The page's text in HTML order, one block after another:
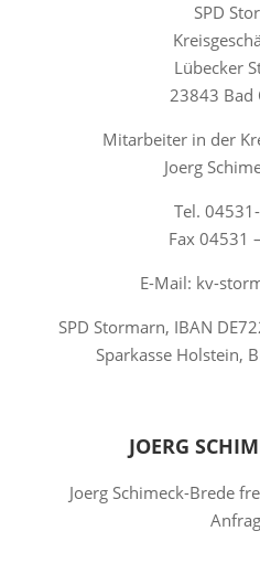
SPD
Lübecker
23843 Bad
Mitarbeiter in der
Joerg
Tel.
Fax 04531
E-Mail: kv-
SPD Stormarn, IBAN
Sparkasse Holstein,
JOERG
Joerg Schimeck-Brede